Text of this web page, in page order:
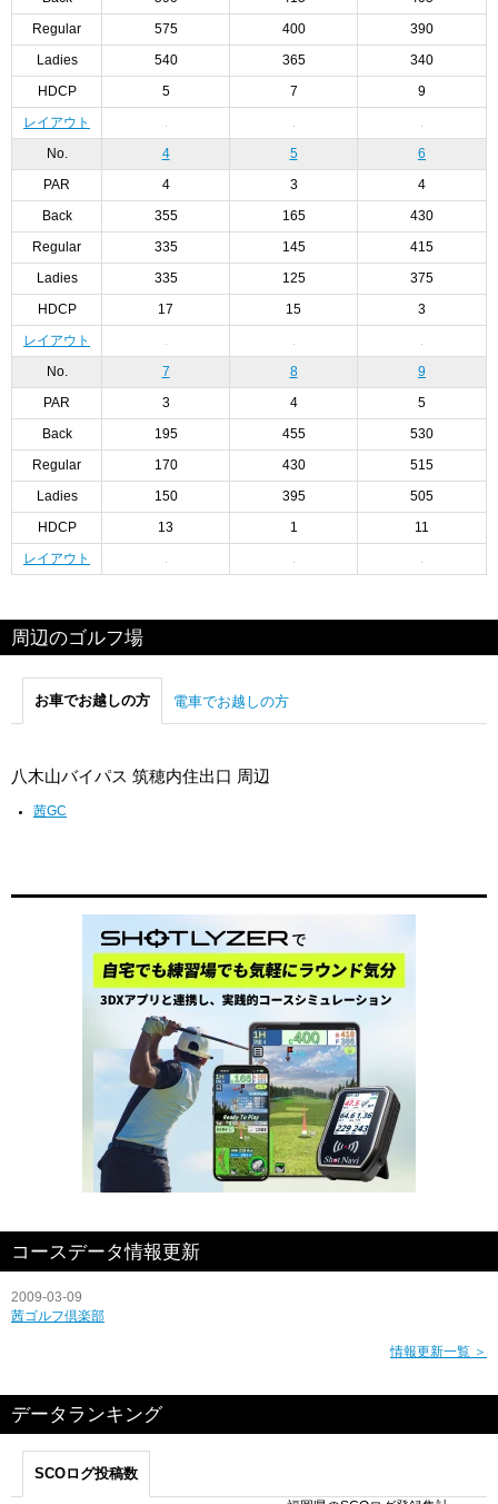
Regular 575 400 390
Ladies 540 365 340
HDCP 5 7 9
レイアウト
No. 4 5 6
PAR 4 3 4
Back 355 165 430
Regular 335 145 415
Ladies 335 125 375
HDCP 17 15 3
レイアウト
No. 7 8 9
PAR 3 4 5
Back 195 455 530
Regular 170 430 515
Ladies 150 395 505
HDCP 13 1 11
レイアウト
周辺のゴルフ場
お車でお越しの方 電車でお越しの方
八木山バイパス 筑穂内住出口 周辺
茜GC
コースデータ情報更新
2009-03-09
茜ゴルフ倶楽部
情報更新一覧 ＞
データランキング
SCOログ投稿数